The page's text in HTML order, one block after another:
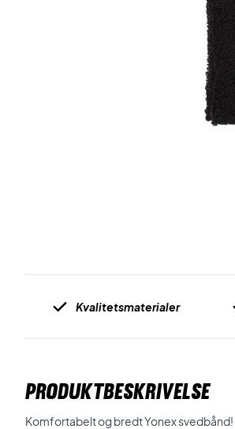
Kvalitetsmaterialer
PRODUKTBESKRIVELSE
Komfortabelt og bredt Yonex svedbånd!